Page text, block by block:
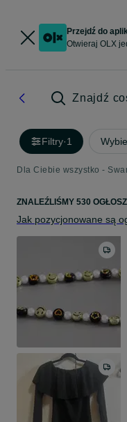
Przejdź do
Otwieraj OLX
Znajdź
Filtry·1
Dla Ciebie wszystko -
ZNALEŹLIŚMY 530
Jak pozycjonowane są